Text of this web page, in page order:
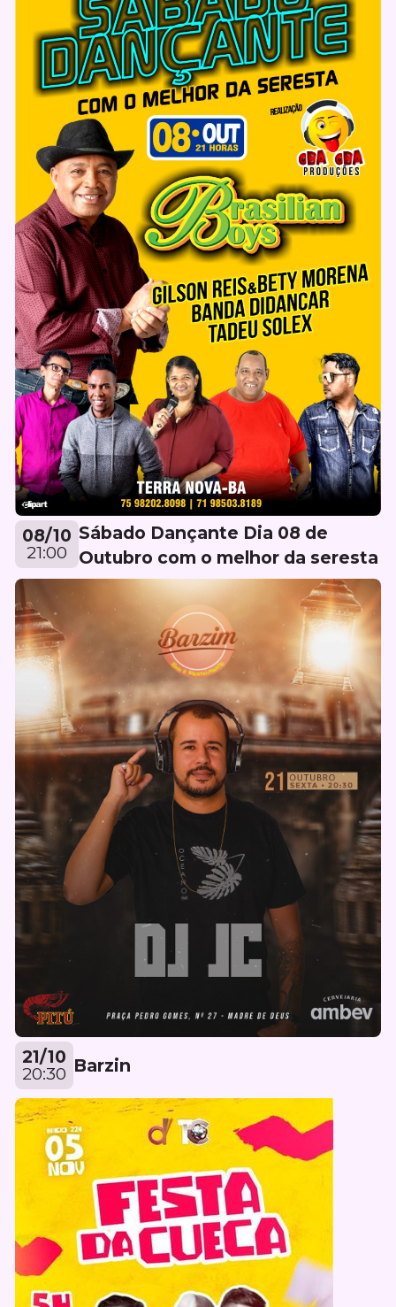
08/10
21:00
Sábado Dançante Dia 08 de
Outubro com o melhor da seresta
21/10
20:30 Barzin